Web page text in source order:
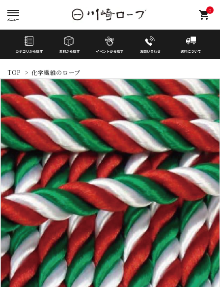
0
shopping_cart
search
イベントから探す
カテゴリーから探す
素材から探す
お問い合わせ
会社サイト
TOP > 化学繊維のロープ